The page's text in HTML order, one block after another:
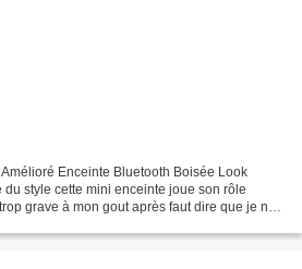
Boisée Look
style cette mini enceinte joue son rôle
grave à mon gout après faut dire que je ne